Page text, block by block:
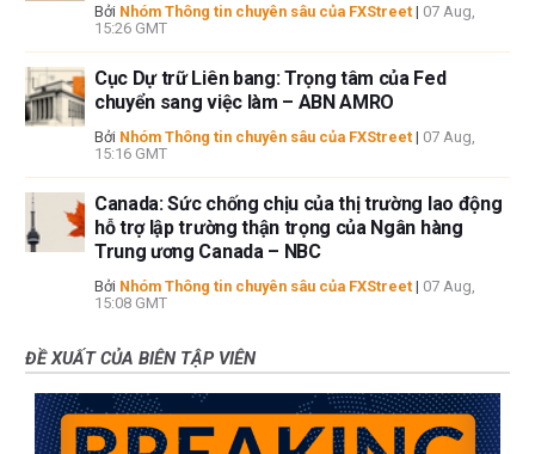
Bởi Nhóm Thông tin chuyên sâu của FXStreet | 07 Aug,
15:26 GMT
Cục Dự trữ Liên bang: Trọng tâm của Fed
chuyển sang việc làm – ABN AMRO
Bởi Nhóm Thông tin chuyên sâu của FXStreet | 07 Aug,
15:16 GMT
Canada: Sức chống chịu của thị trường lao động
hỗ trợ lập trường thận trọng của Ngân hàng
Trung ương Canada – NBC
Bởi Nhóm Thông tin chuyên sâu của FXStreet | 07 Aug,
15:08 GMT
ĐỀ XUẤT CỦA BIÊN TẬP VIÊN